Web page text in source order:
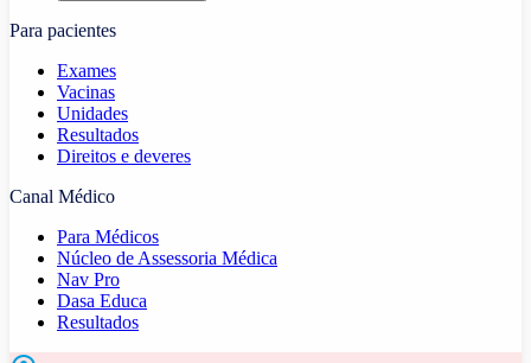
Para pacientes
Exames
Vacinas
Unidades
Resultados
Direitos e deveres
Canal Médico
Para Médicos
Núcleo de Assessoria Médica
Nav Pro
Dasa Educa
Resultados